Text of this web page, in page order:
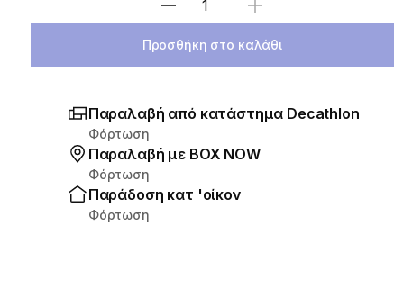
Επιλέξτε ποσότητα
Προσθήκη στο καλάθι
Παραλαβή από κατάστημα Decathlon
Φόρτωση
Παραλαβή με ΒΟΧ ΝΟW
Φόρτωση
Παράδοση κατ 'οίκον
Φόρτωση